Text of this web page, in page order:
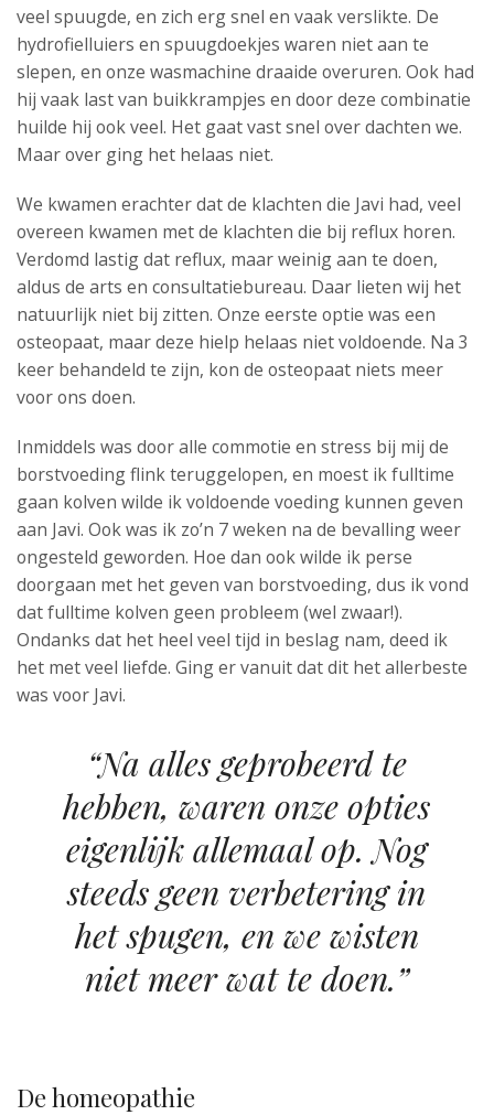
veel spuugde, en zich erg snel en vaak verslikte. De
hydrofielluiers en spuugdoekjes waren niet aan te
slepen, en onze wasmachine draaide overuren. Ook had
hij vaak last van buikkrampjes en door deze combinatie
huilde hij ook veel. Het gaat vast snel over dachten we.
Maar over ging het helaas niet.
We kwamen erachter dat de klachten die Javi had, veel
overeen kwamen met de klachten die bij reflux horen.
Verdomd lastig dat reflux, maar weinig aan te doen,
aldus de arts en consultatiebureau. Daar lieten wij het
natuurlijk niet bij zitten. Onze eerste optie was een
osteopaat, maar deze hielp helaas niet voldoende. Na 3
keer behandeld te zijn, kon de osteopaat niets meer
voor ons doen.
Inmiddels was door alle commotie en stress bij mij de
borstvoeding flink teruggelopen, en moest ik fulltime
gaan kolven wilde ik voldoende voeding kunnen geven
aan Javi. Ook was ik zo’n 7 weken na de bevalling weer
ongesteld geworden. Hoe dan ook wilde ik perse
doorgaan met het geven van borstvoeding, dus ik vond
dat fulltime kolven geen probleem (wel zwaar!).
Ondanks dat het heel veel tijd in beslag nam, deed ik
het met veel liefde. Ging er vanuit dat dit het allerbeste
was voor Javi.
“Na alles geprobeerd te
hebben, waren onze opties
eigenlijk allemaal op. Nog
steeds geen verbetering in
het spugen, en we wisten
niet meer wat te doen.”
De homeopathie